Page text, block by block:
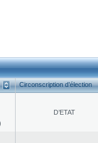
Circonscription d’élection
D’ETAT